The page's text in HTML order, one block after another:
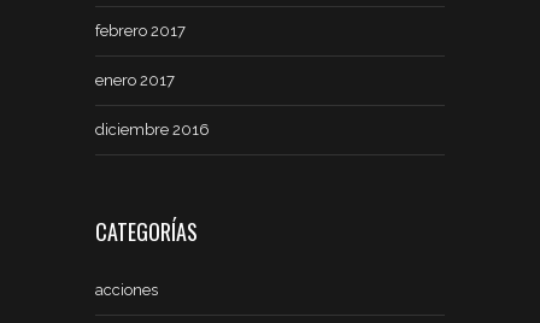
febrero 2017
enero 2017
diciembre 2016
CATEGORÍAS
acciones